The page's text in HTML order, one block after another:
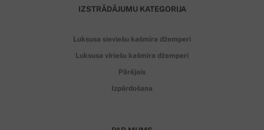
IZSTRĀDĀJUMU KATEGORIJA
Luksusa sieviešu kašmira džemperi
Luksusa vīriešu kašmira džemperi
Pārējais
Izpārdošana